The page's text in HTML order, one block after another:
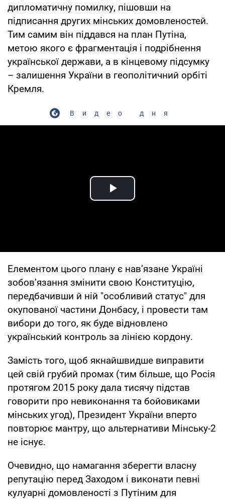
дипломатичну помилку, пішовши на
підписання других мінських домовленостей.
Тим самим він піддався на план Путіна,
метою якого є фрагментація і подрібнення
української держави, а в кінцевому підсумку
– залишення України в геополітичний орбіті
Кремля.
Видео дня
Play Video
Елементом цього плану є нав’язане Україні
зобов’язання змінити свою Конституцію,
передбачивши й ній "особливий статус" для
окупованої частини Донбасу, і провести там
вибори до того, як буде відновлено
український контроль за лінією кордону.
Замість того, щоб якнайшвидше виправити
цей свій грубий промах (тим більше, що Росія
протягом 2015 року дала тисячу підстав
говорити про невиконання та бойовиками
мінських угод), Президент України вперто
повторює мантру, що альтернативи Мінську-2
не існує.
Очевидно, що намагання зберегти власну
репутацію перед Заходом і виконати певні
кулуарні домовленості з Путіним для